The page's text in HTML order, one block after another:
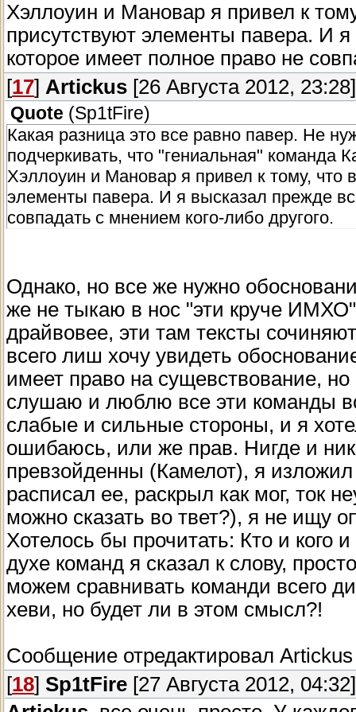
Хэллоуин и Мановар я привел к
присутствуют элементы павера. И
которое имеет полное право не
[17] Artickus [26 Августа 2012, 23:28]
Quote (Sp1tFire)
Какая разница это все равно павер. Не
подчеркивать, что "гениальная" команда
Хэллоуин и Мановар я привел к тому, что
элементы павера. И я высказал прежде
совпадать с мнением кого-либо другого.
Однако, но все же нужно
же не тыкаю в нос "эти круче
драйвовее, эти там тексты
всего лиш хочу увидеть
имеет право на сущевствование,
слушаю и люблю все эти команды
слабые и сильные стороны, и я
ошибаюсь, или же прав. Нигде и
превзойденны (Камелот), я
расписал ее, раскрыл как мог, ток
можно сказать во твет?), я не ищу
Хотелось бы прочитать: Кто и кого
духе команд я сказал к слову,
можем сравнивать команди всего
хеви, но будет ли в этом смысл?!
Сообщение отредактировал Artickus
[18] Sp1tFire [27 Августа 2012, 04:32]